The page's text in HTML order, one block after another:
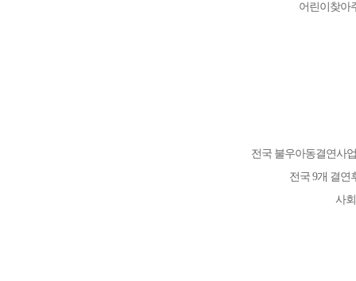
어린이찾아
전국 불우아동결연사
전국 9개 결연
사